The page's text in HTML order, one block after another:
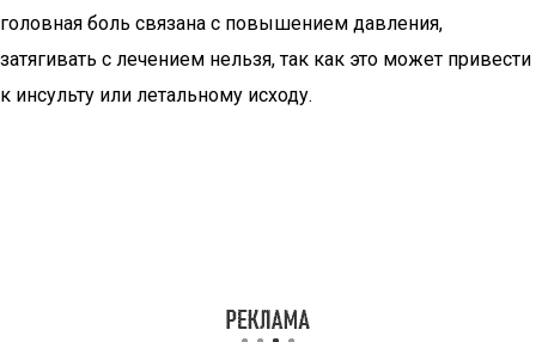
головная боль связана с повышением давления,
затягивать с лечением нельзя, так как это может привести
к инсульту или летальному исходу.